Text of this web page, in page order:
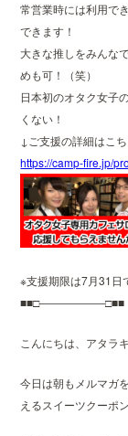
常営業時には利用で
できます！
大きな推しをみんな
めも可！（笑）
日本初のオタク女子
くない！
↓ご支援の詳細はこ
https://camp-fire.jp/
※支援期限は7月31日
■■□――――――□■■
こんにちは、アタラ
今日は朝もメルマガ
えるスイーツクーポ